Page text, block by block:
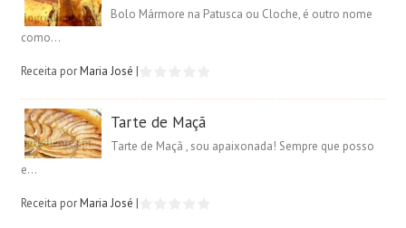
Bolo Mármore na Patusca ou Cloche, é outro nome
como...
Receita porMaria José |
Tarte de Maçã
Tarte de Maçã , sou apaixonada! Sempre que posso
e...
Receita porMaria José |